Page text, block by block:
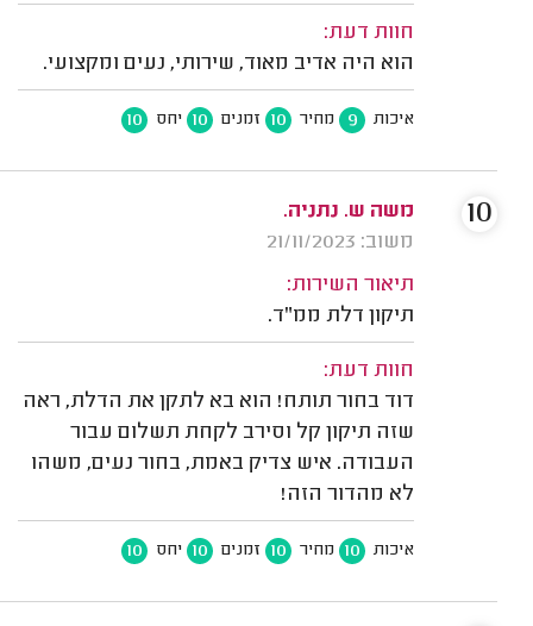
חוות דעת:
הוא היה אדיב מאוד, שירותי, נעים ומקצועי.
איכות 9 מחיר 10 זמנים 10 יחס 10
משה ש. נתניה.
משוב: 21/11/2023
תיאור השירות:
תיקון דלת ממ"ד.
חוות דעת:
דוד בחור תותח! הוא בא לתקן את הדלת, ראה
שזה תיקון קל וסירב לקחת תשלום עבור
העבודה. איש צדיק באמת, בחור נעים, משהו
לא מהדור הזה!
איכות 10 מחיר 10 זמנים 10 יחס 10
10